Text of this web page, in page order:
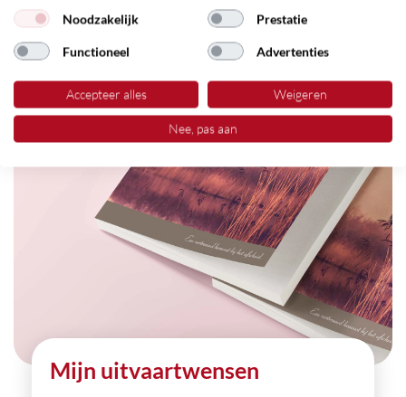
Mijn uitvaartwensen
Noodzakelijk Prestatie
Functioneel Advertenties
Accepteer alles Weigeren
Nee, pas aan